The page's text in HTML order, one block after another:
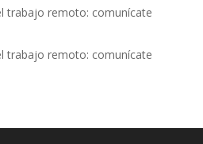
trabajo remoto: comunícate
trabajo remoto: comunícate